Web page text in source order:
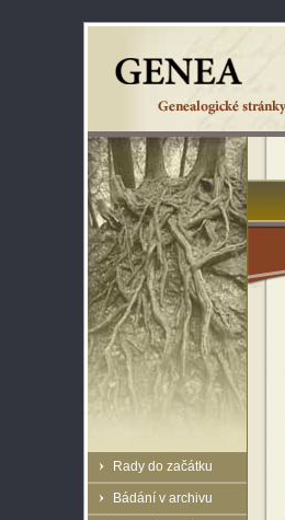
Rady do začátku
Bádání v archivu